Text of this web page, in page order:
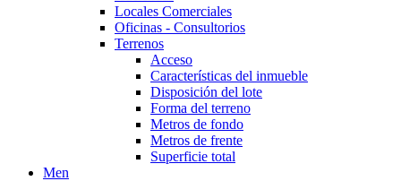
Locales Comerciales
Oficinas - Consultorios
Terrenos
Acceso
Características del inmueble
Disposición del lote
Forma del terreno
Metros de fondo
Metros de frente
Superficie total
Men